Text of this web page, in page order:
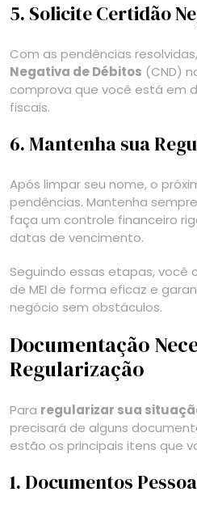
5. Solicite Certidão
Com as pendências
Negativa de Débitos (CND)
comprova que você está em
fiscais.
6. Mantenha sua
Após limpar seu nome, o
pendências. Mantenha
faça um controle financeiro
datas de vencimento.
Seguindo essas etapas, você
de MEI de forma eficaz e
negócio sem obstáculos.
Documentação
Regularização
Para regularizar sua
precisará de alguns
estão os principais itens que
1. Documentos